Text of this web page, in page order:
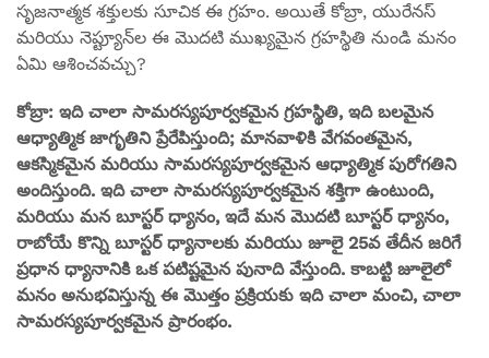
సృజనాత్మక శక్తులకు సూచిక ఈ గ్రహం. అయితే కోబ్రా, యురేనస్
మరియు నెప్ట్యూన్‌ల ఈ మొదటి ముఖ్యమైన గ్రహస్థితి నుండి మనం
ఏమి ఆశించవచ్చు?
కోబ్రా: ఇది చాలా సామరస్యపూర్వకమైన గ్రహస్థితి, ఇది బలమైన
ఆధ్యాత్మిక జాగృతిని ప్రేరేపిస్తుంది; మానవాళికి వేగవంతమైన,
ఆకస్మికమైన మరియు సామరస్యపూర్వకమైన ఆధ్యాత్మిక పురోగతిని
అందిస్తుంది. ఇది చాలా సామరస్యపూర్వకమైన శక్తిగా ఉంటుంది,
మరియు మన బూస్టర్ ధ్యానం, ఇదే మన మొదటి బూస్టర్ ధ్యానం,
రాబోయే కొన్ని బూస్టర్ ధ్యానాలకు మరియు జూలై 25వ తేదీన జరిగే
ప్రధాన ధ్యానానికి ఒక పటిష్టమైన పునాది వేస్తుంది. కాబట్టి జూలైలో
మనం అనుభవిస్తున్న ఈ మొత్తం ప్రక్రియకు ఇది చాలా మంచి, చాలా
సామరస్యపూర్వకమైన ప్రారంభం.